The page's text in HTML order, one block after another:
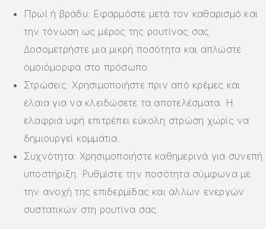
Πρωί ή βράδυ: Εφαρμόστε μετά τον καθαρισμό και
την τόνωση ως μέρος της ρουτίνας σας.
Δοσομετρήστε μια μικρή ποσότητα και απλώστε
ομοιόμορφα στο πρόσωπο.
Στρώσεις: Χρησιμοποιήστε πριν από κρέμες και
έλαια για να κλειδώσετε τα αποτελέσματα. Η
ελαφριά υφή επιτρέπει εύκολη στρώση χωρίς να
δημιουργεί κομμάτια.
Συχνότητα: Χρησιμοποιήστε καθημερινά για συνεπή
υποστήριξη. Ρυθμίστε την ποσότητα σύμφωνα με
την ανοχή της επιδερμίδας και άλλων ενεργών
συστατικών στη ρουτίνα σας.